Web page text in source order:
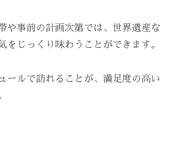
や事前の計画次第では、世界遺産な
をじっくり味わうことができます。
ールで訪れることが、満足度の高い